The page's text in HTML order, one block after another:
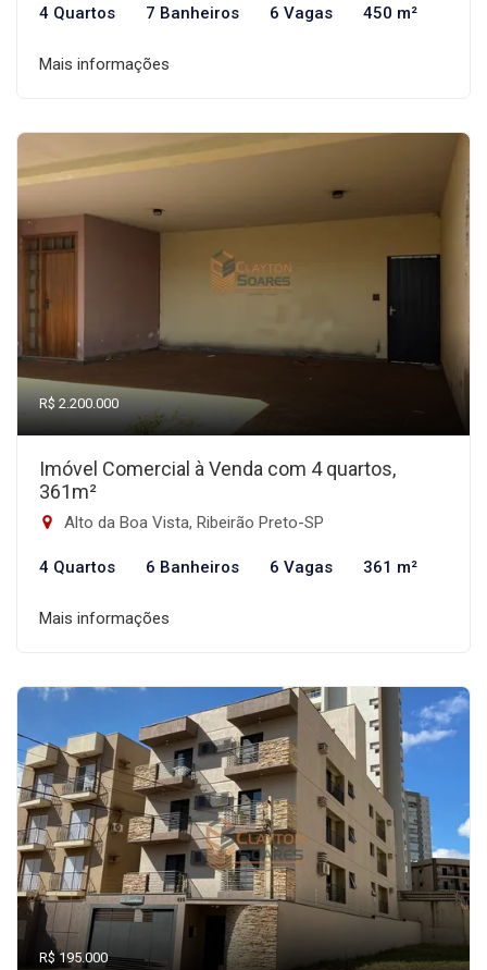
4 Quartos 7 Banheiros 6 Vagas 450 m²
Mais informações
R$ 2.200.000
Imóvel Comercial à Venda com 4 quartos,
361m²
Alto da Boa Vista, Ribeirão Preto-SP
4 Quartos 6 Banheiros 6 Vagas 361 m²
Mais informações
R$ 195.000